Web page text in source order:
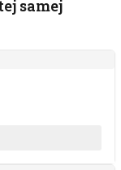
samej